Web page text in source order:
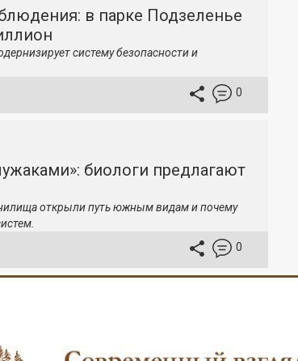
в парке Подзеленье
систему безопасности и
0
биологи предлагают
открыли путь южным видам и почему
0